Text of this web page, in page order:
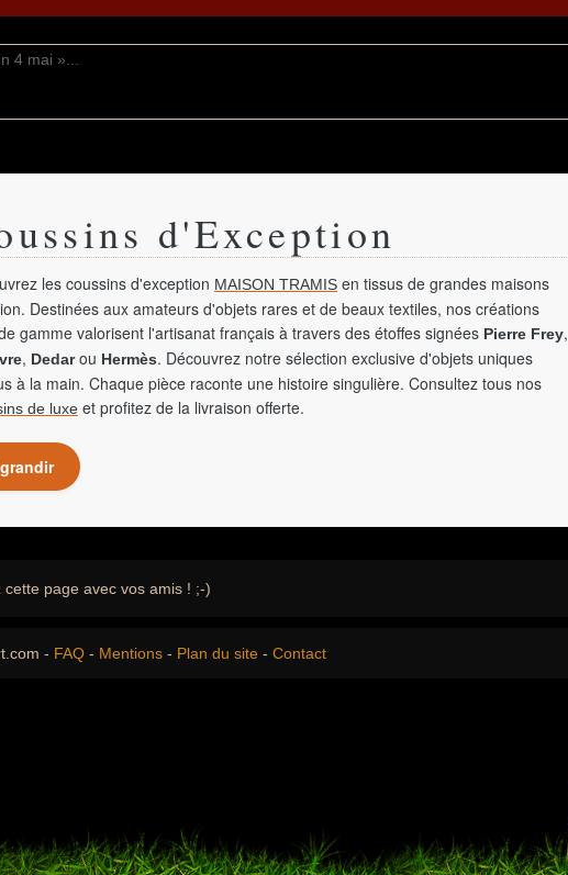
d'Exception
les coussins d'exception MAISON TRAMIS en tissus de grandes maisons
Destinées aux amateurs d'objets rares et de beaux textiles, nos créations
gamme valorisent l'artisanat français à travers des étoffes signées Pierre Frey,
, Dedarou Hermès. Découvrez notre sélection exclusive d'objets uniques
à la main. Chaque pièce raconte une histoire singulière. Consultez tous nos
de luxe et profitez de la livraison offerte.
cette page avec vos amis ! ;-)
- FAQ - Mentions - Plan du site - Contact